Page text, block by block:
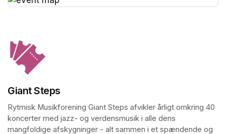
Giant Steps
Rytmisk Musikforening Giant Steps afvikler årligt omkring 40
koncerter med jazz- og verdensmusik i alle dens
mangfoldige afskygninger - alt sammen i et spændende og